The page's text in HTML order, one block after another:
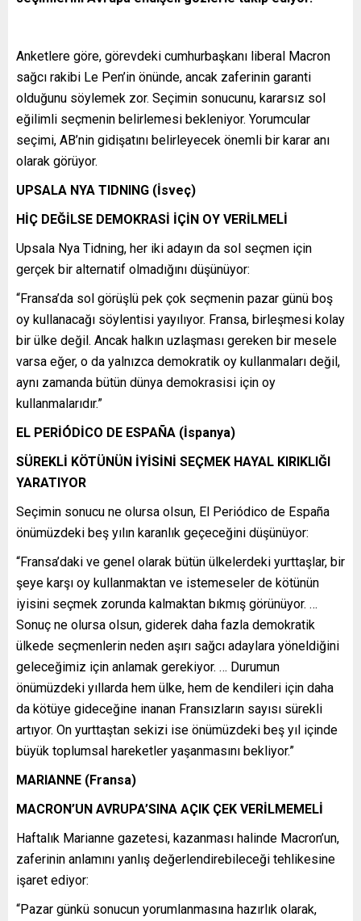
Anketlere göre, görevdeki cumhurbaşkanı liberal Macron
sağcı rakibi Le Pen’in önünde, ancak zaferinin garanti
olduğunu söylemek zor. Seçimin sonucunu, kararsız sol
eğilimli seçmenin belirlemesi bekleniyor. Yorumcular
seçimi, AB’nin gidişatını belirleyecek önemli bir karar anı
olarak görüyor.
UPSALA NYA TIDNING (İsveç)
HİÇ DEĞİLSE DEMOKRASİ İÇİN OY VERİLMELİ
Upsala Nya Tidning, her iki adayın da sol seçmen için
gerçek bir alternatif olmadığını düşünüyor:
“Fransa’da sol görüşlü pek çok seçmenin pazar günü boş
oy kullanacağı söylentisi yayılıyor. Fransa, birleşmesi kolay
bir ülke değil. Ancak halkın uzlaşması gereken bir mesele
varsa eğer, o da yalnızca demokratik oy kullanmaları değil,
aynı zamanda bütün dünya demokrasisi için oy
kullanmalarıdır.”
EL PERİÓDİCO DE ESPAÑA (İspanya)
SÜREKLİ KÖTÜNÜN İYİSİNİ SEÇMEK HAYAL KIRIKLIĞI
YARATIYOR
Seçimin sonucu ne olursa olsun, El Periódico de España
önümüzdeki beş yılın karanlık geçeceğini düşünüyor:
“Fransa’daki ve genel olarak bütün ülkelerdeki yurttaşlar, bir
şeye karşı oy kullanmaktan ve istemeseler de kötünün
iyisini seçmek zorunda kalmaktan bıkmış görünüyor. …
Sonuç ne olursa olsun, giderek daha fazla demokratik
ülkede seçmenlerin neden aşırı sağcı adaylara yöneldiğini
geleceğimiz için anlamak gerekiyor. … Durumun
önümüzdeki yıllarda hem ülke, hem de kendileri için daha
da kötüye gideceğine inanan Fransızların sayısı sürekli
artıyor. On yurttaştan sekizi ise önümüzdeki beş yıl içinde
büyük toplumsal hareketler yaşanmasını bekliyor.”
MARIANNE (Fransa)
MACRON’UN AVRUPA’SINA AÇIK ÇEK VERİLMEMELİ
Haftalık Marianne gazetesi, kazanması halinde Macron’un,
zaferinin anlamını yanlış değerlendirebileceği tehlikesine
işaret ediyor:
“Pazar günkü sonucun yorumlanmasına hazırlık olarak,